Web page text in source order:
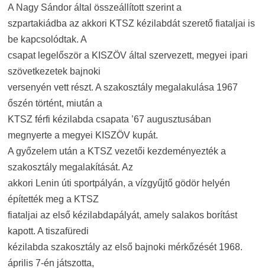
A Nagy Sándor által összeállított szerint a
szpartakiádba az akkori KTSZ kézilabdát szerető fiataljai is
be kapcsolódtak. A
csapat legelőször a KISZÖV által szervezett, megyei ipari
szövetkezetek bajnoki
versenyén vett részt. A szakosztály megalakulása 1967
őszén történt, miután a
KTSZ férfi kézilabda csapata ’67 augusztusában
megnyerte a megyei KISZÖV kupát.
A győzelem után a KTSZ vezetői kezdeményezték a
szakosztály megalakítását. Az
akkori Lenin úti sportpályán, a vízgyűjtő gödör helyén
építették meg a KTSZ
fiataljai az első kézilabdapályát, amely salakos borítást
kapott. A tiszafüredi
kézilabda szakosztály az első bajnoki mérkőzését 1968.
április 7-én játszotta,